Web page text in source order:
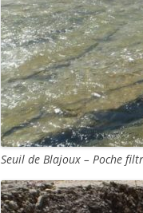
Seuil de Blajoux – Poche